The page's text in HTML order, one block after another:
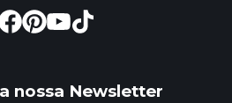
nossa Newsletter